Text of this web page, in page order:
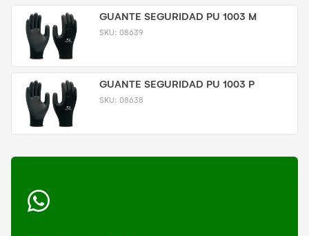
GUANTE SEGURIDAD PU 1003 M
SKU: 08639
GUANTE SEGURIDAD PU 1003 P
SKU: 08638